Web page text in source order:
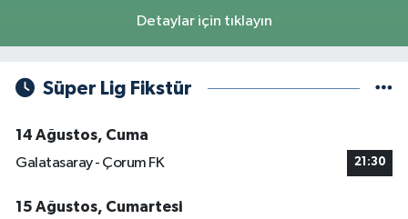
Detaylar için tıklayın
Süper Lig Fikstür
14 Ağustos, Cuma
Galatasaray - Çorum FK
21:30
15 Ağustos, Cumartesi